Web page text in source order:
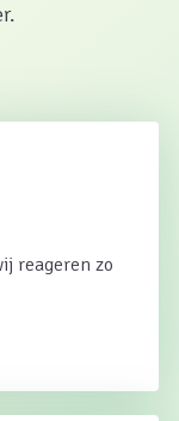
reageren zo